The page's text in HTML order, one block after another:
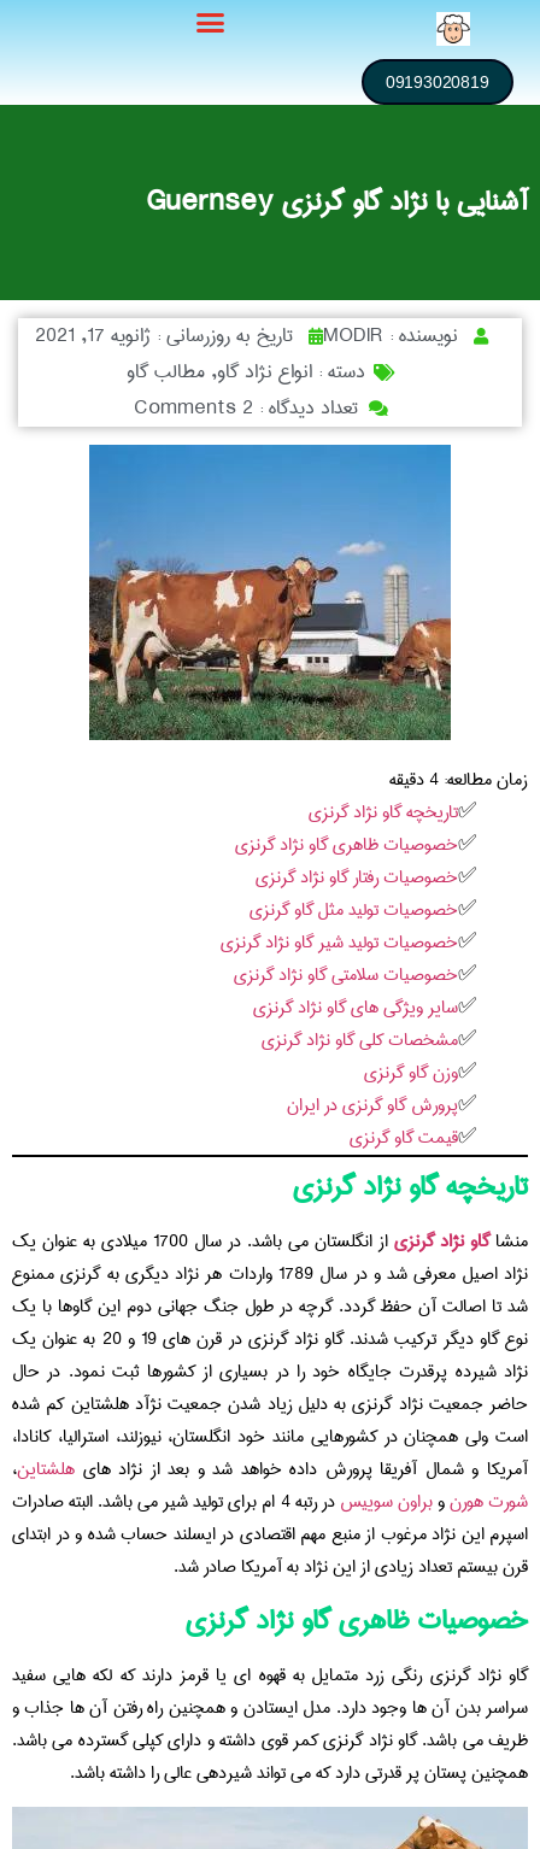
09193020819
آشنایی با نژاد گاو گرنزی Guernsey
نویسنده : تاریخ به روزرسانی :ژانویه 17, 2021
دسته : انواع نژاد گاو, مطالب گاو
تعداد دیدگاه : 2 Comments
زمان مطالعه:4دقیقه
تاریخچه گاو نژاد گرنزی
خصوصیات ظاهری گاو نژاد گرنزی
خصوصیات رفتار گاو نژاد گرنزی
خصوصیات تولید مثل گاو گرنزی
خصوصیات تولید شیر گاو نژاد گرنزی
خصوصیات سلامتی گاو نژاد گرنزی
سایر ویژگی های گاو نژاد گرنزی
مشخصات کلی گاو نژاد گرنزی
وزن گاو گرنزی
پرورش گاو گرنزی در ایران
قیمت گاو گرنزی
تاریخچه گاو نژاد گرنزی
منشاگاو نژاد گرنزی
از انگلستان می باشد. در سال 1700 میلادی به عنوان یک
نژاد اصیل معرفی شد و در سال 1789 واردات هر نژاد دیگری به گرنزی ممنوع
شد تا اصالت آن حفظ گردد. گرچه در طول جنگ جهانی دوم این گاوها با یک
نوع گاو دیگر ترکیب شدند. گاو نژاد گرنزی در قرن های 19 و 20 به عنوان یک
نژاد شیرده پرقدرت جایگاه خود را در بسیاری از کشورها ثبت نمود. در حال
حاضر جمعیت نژاد گرنزی به دلیل زیاد شدن جمعیت نژآد هلشتاین کم شده
است ولی همچنان در کشورهایی مانند خود انگلستان، نیوزلند، استرالیا، کانادا،
آمریکا و شمال آفریقا پرورش داده خواهد شد و بعد از نژاد های هلشتاین،
شورت هورنوبراون سوییس
در رتبه 4 ام برای تولید شیر می باشد. البته صادرات
اسپرم این نژاد مرغوب از منبع مهم اقتصادی در ایسلند حساب شده و در ابتدای
قرن بیستم تعداد زیادی از این نژاد به آمریکا صادر شد.
خصوصیات ظاهری گاو نژاد گرنزی
گاو نژاد گرنزی رنگی زرد متمایل به قهوه ای یا قرمز دارند که لکه هایی سفید
سراسر بدن آن ها وجود دارد. مدل ایستادن و همچنین راه رفتن آن ها جذاب و
ظریف می باشد. گاو نژاد گرنزی کمر قوی داشته و دارای کپلی گسترده می باشد.
همچنین پستان پر قدرتی دارد که می تواند شیردهی عالی را داشته باشد.